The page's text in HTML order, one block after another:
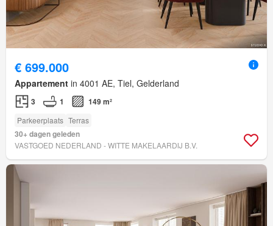
€ 699.000
Appartement in 4001 AE, Tiel, Gelderland
3 1 149 m²
Parkeerplaats Terras
30+ dagen geleden
VASTGOED NEDERLAND - WITTE MAKELAARDIJ B.V.